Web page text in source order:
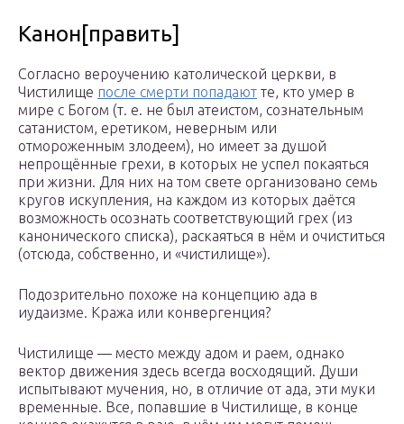
Канон[править]
Согласно вероучению католической церкви, в
Чистилище после смерти попадают те, кто умер в
мире с Богом (т. е. не был атеистом, сознательным
сатанистом, еретиком, неверным или
отмороженным злодеем), но имеет за душой
непрощённые грехи, в которых не успел покаяться
при жизни. Для них на том свете организовано семь
кругов искупления, на каждом из которых даётся
возможность осознать соответствующий грех (из
канонического списка), раскаяться в нём и очиститься
(отсюда, собственно, и «чистилище»).
Подозрительно похоже на концепцию ада в
иудаизме. Кража или конвергенция?
Чистилище — место между адом и раем, однако
вектор движения здесь всегда восходящий. Души
испытывают мучения, но, в отличие от ада, эти муки
временные. Все, попавшие в Чистилище, в конце